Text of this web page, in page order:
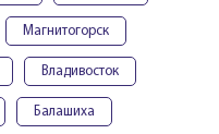
Магнитогорск
Владивосток
Балашиха